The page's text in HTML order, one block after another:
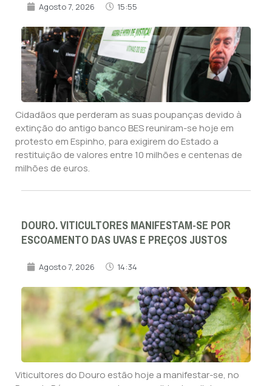
Agosto 7, 2026 15:55
Cidadãos que perderam as suas poupanças devido à
extinção do antigo banco BES reuniram-se hoje em
protesto em Espinho, para exigirem do Estado a
restituição de valores entre 10 milhões e centenas de
milhões de euros.
DOURO. VITICULTORES MANIFESTAM-SE POR
ESCOAMENTO DAS UVAS E PREÇOS JUSTOS
Agosto 7, 2026 14:34
Viticultores do Douro estão hoje a manifestar-se, no